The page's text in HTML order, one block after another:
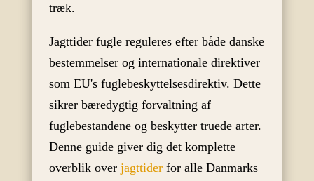
træk.
Jagttider fugle reguleres efter både danske
bestemmelser og internationale direktiver
som EU's fuglebeskyttelsesdirektiv. Dette
sikrer bæredygtig forvaltning af
fuglebestandene og beskytter truede arter.
Denne guide giver dig det komplette
overblik over jagttiderfor alle Danmarks